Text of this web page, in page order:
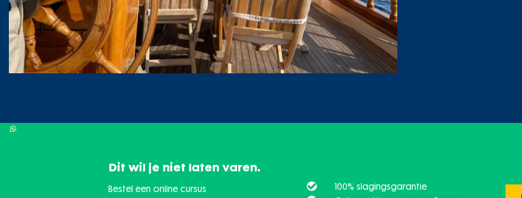
Dit wil je niet laten varen.
Bestel een online cursus
100% slagingsgarantie